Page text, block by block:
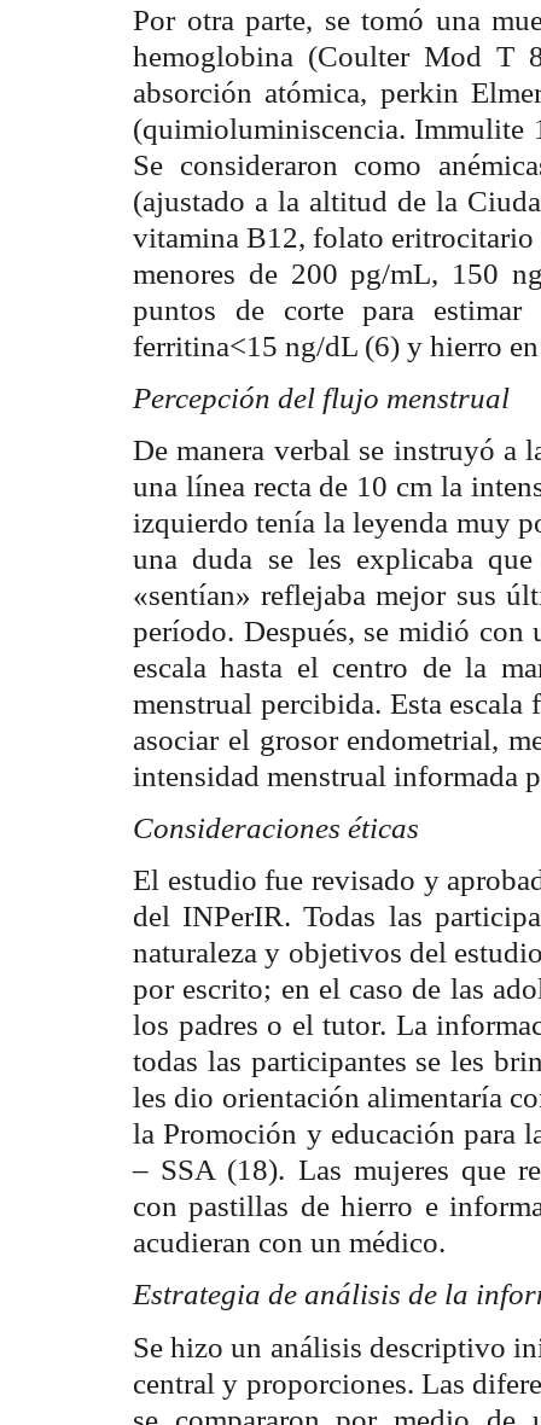
Por otra parte, se tomó una
hemoglobina (Coulter Mod T
absorción atómica, perkin
(quimioluminiscencia. Immulite
Se consideraron como
(ajustado a la altitud de la
vitamina B12, folato eritrocitario
menores de 200 pg/mL, 150
puntos de corte para
ferritina<15 ng/dL (6) y hierro
Percepción del flujo menstrual
De manera verbal se instruyó a
una línea recta de 10 cm la
izquierdo tenía la leyenda muy
una duda se les explicaba
«sentían» reflejaba mejor sus
período. Después, se midió
escala hasta el centro de la
menstrual percibida. Esta
asociar el grosor endometrial,
intensidad menstrual informada
Consideraciones éticas
El estudio fue revisado y
del INPerIR. Todas las
naturaleza y objetivos del
por escrito; en el caso de las
los padres o el tutor. La
todas las participantes se les
les dio orientación alimentaría
la Promoción y educación para
– SSA (18). Las mujeres que
con pastillas de hierro e
acudieran con un médico.
Estrategia de análisis de la
Se hizo un análisis descriptivo
central y proporciones. Las